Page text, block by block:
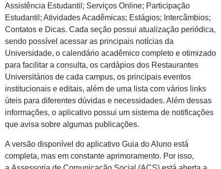
Assistência Estudantil; Serviços Online; Participação
Estudantil; Atividades Acadêmicas; Estágios; Intercâmbios;
Contatos e Dicas. Cada seção possui atualização periódica,
sendo possível acessar as principais notícias da
Universidade, o calendário acadêmico completo e otimizado
para facilitar a consulta, os cardápios dos Restaurantes
Universitários de cada campus, os principais eventos
institucionais e editais, além de uma lista com vários links
úteis para diferentes dúvidas e necessidades. Além dessas
informações, o aplicativo possui um sistema de notificações
que avisa sobre algumas publicações.
A versão disponível do aplicativo Guia do Aluno está
completa, mas em constante aprimoramento. Por isso,